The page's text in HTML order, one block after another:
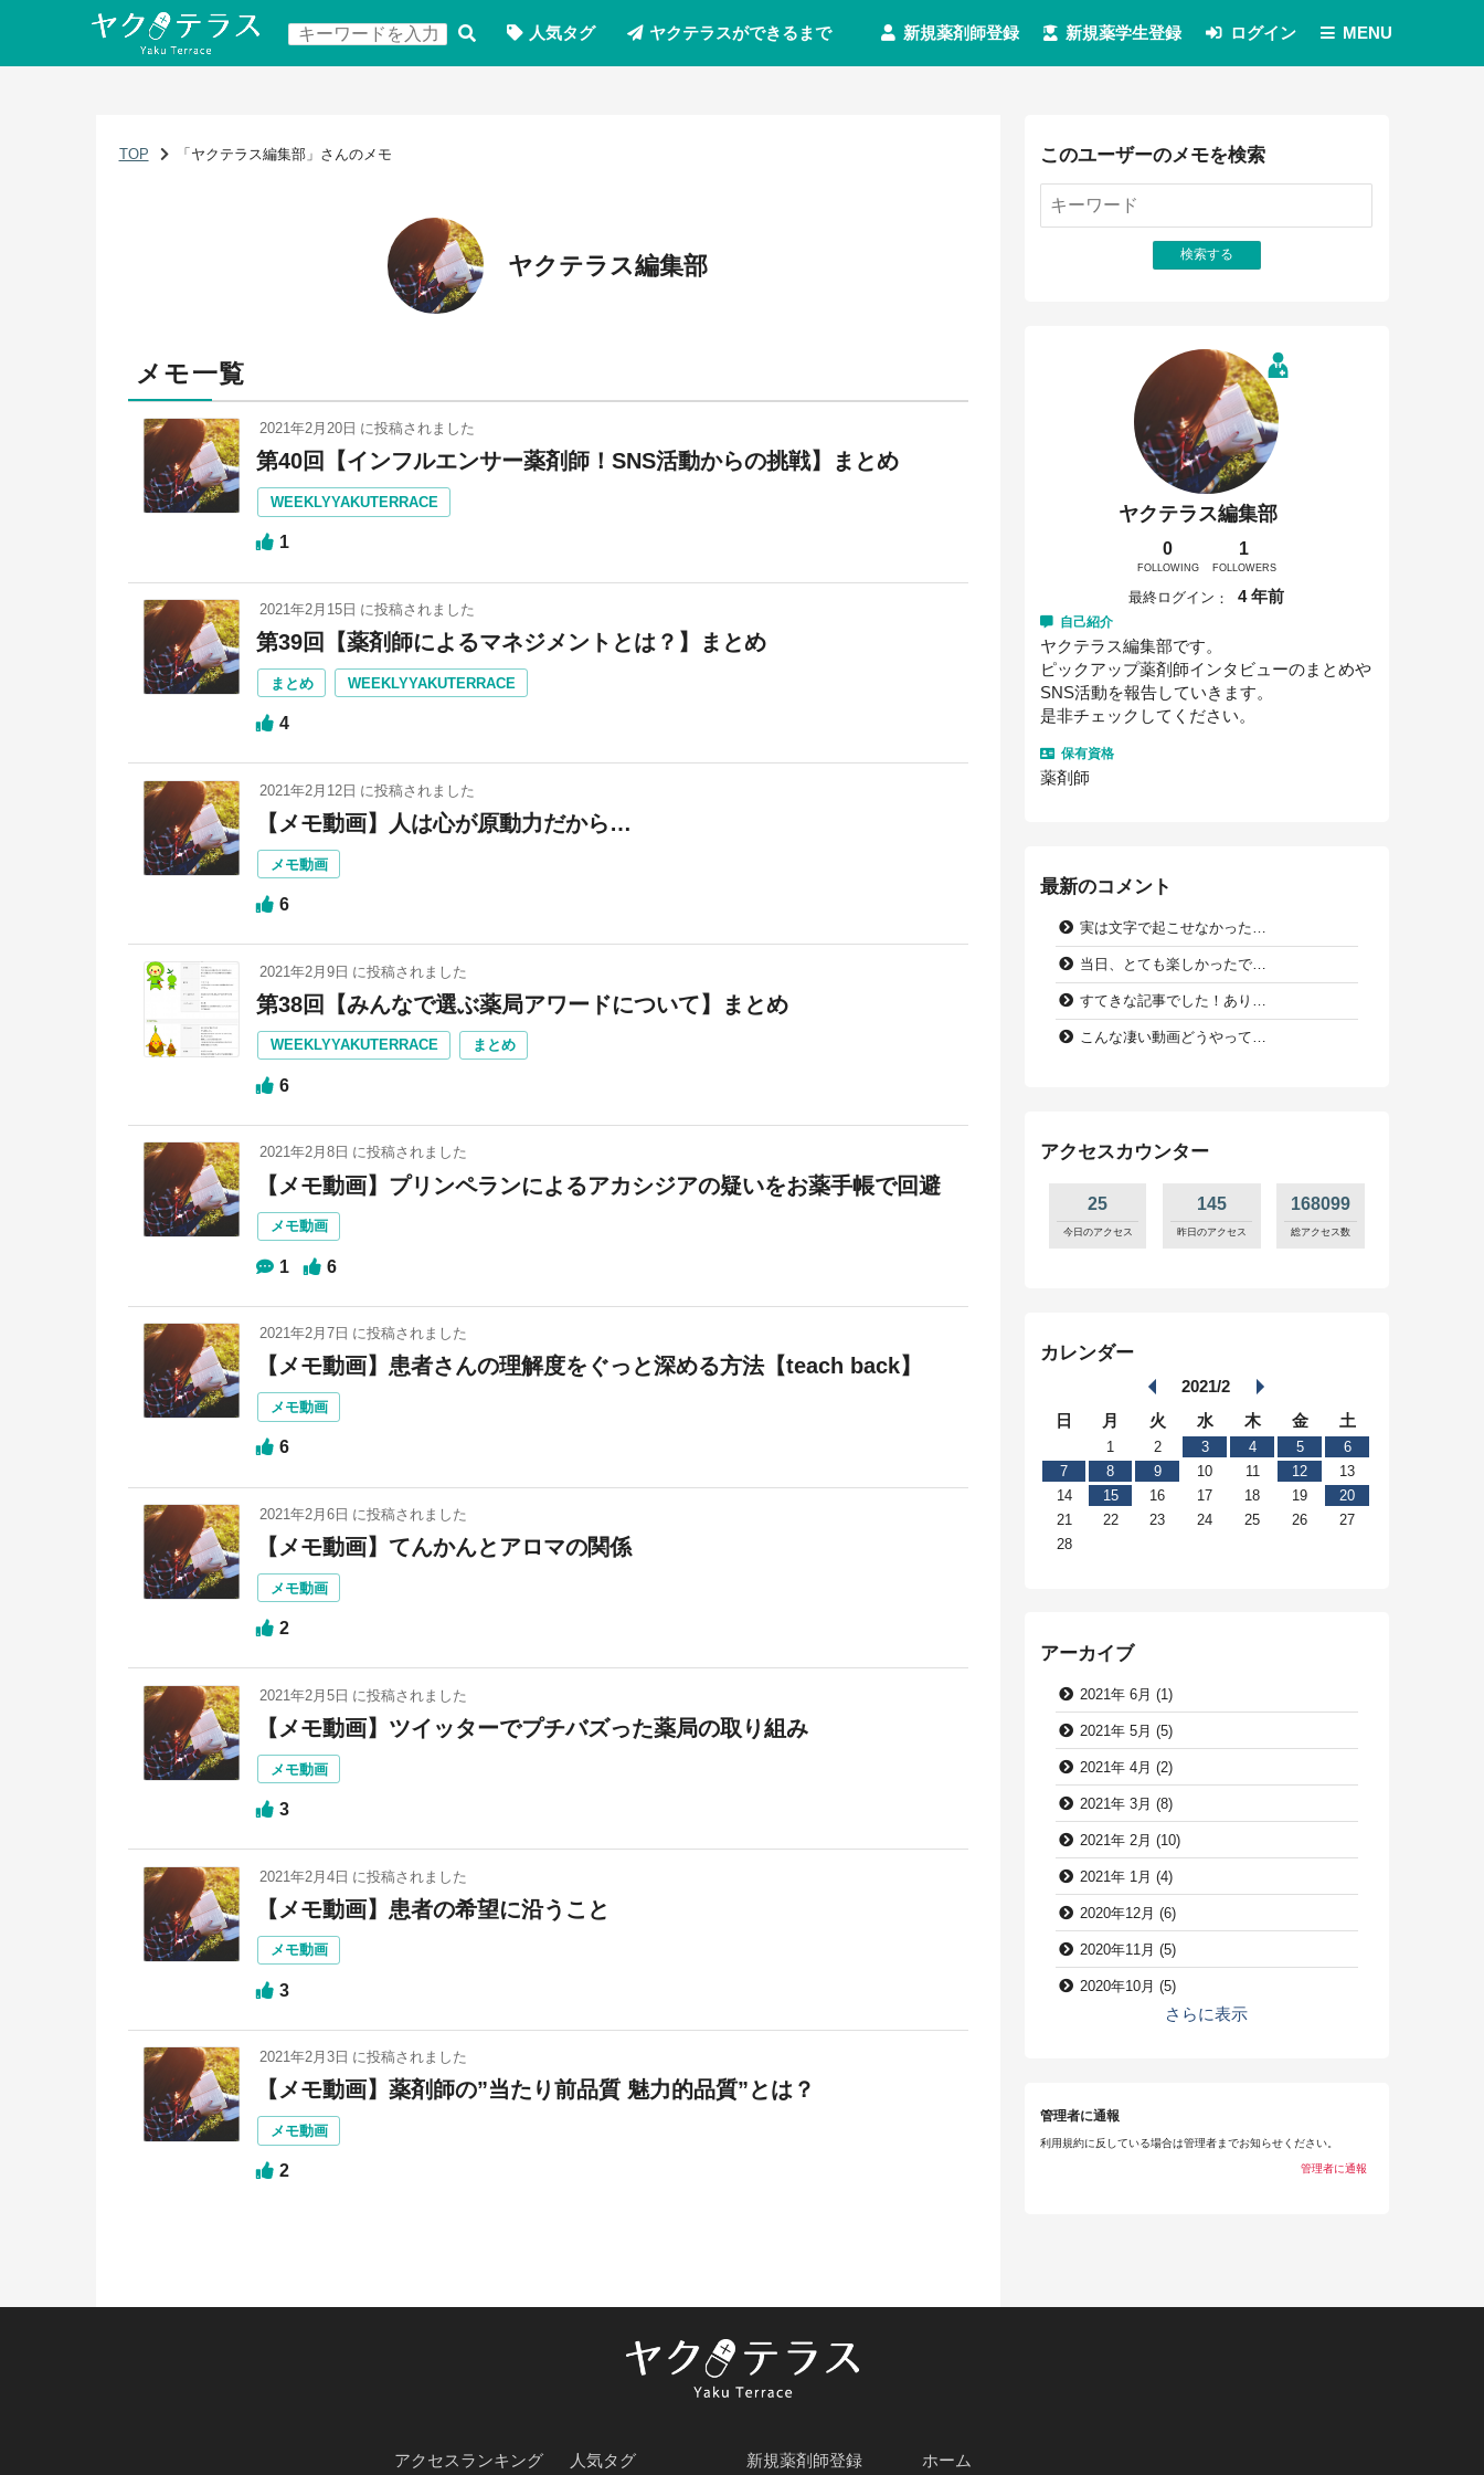
人気タグ ヤクテラスができるまで 新規薬剤師登録 新規薬学生登録 ログイン MENU
TOP 「ヤクテラス編集部」さんのメモ
ヤクテラス編集部
メモ一覧
2021年2月20日 に投稿されました
第40回【インフルエンサー薬剤師！SNS活動からの挑戦】まとめ
WEEKLYYAKUTERRACE
1
2021年2月15日 に投稿されました
第39回【薬剤師によるマネジメントとは？】まとめ
まとめ WEEKLYYAKUTERRACE
4
2021年2月12日 に投稿されました
【メモ動画】人は心が原動力だから…
メモ動画
6
2021年2月9日 に投稿されました
第38回【みんなで選ぶ薬局アワードについて】まとめ
WEEKLYYAKUTERRACE まとめ
6
2021年2月8日 に投稿されました
【メモ動画】プリンペランによるアカシジアの疑いをお薬手帳で回避
メモ動画
1 6
2021年2月7日 に投稿されました
【メモ動画】患者さんの理解度をぐっと深める方法【teach back】
メモ動画
6
2021年2月6日 に投稿されました
【メモ動画】てんかんとアロマの関係
メモ動画
2
2021年2月5日 に投稿されました
【メモ動画】ツイッターでプチバズった薬局の取り組み
メモ動画
3
2021年2月4日 に投稿されました
【メモ動画】患者の希望に沿うこと
メモ動画
3
2021年2月3日 に投稿されました
【メモ動画】薬剤師の”当たり前品質 魅力的品質”とは？
メモ動画
2
このユーザーのメモを検索
検索する
ヤクテラス編集部
0
FOLLOWING
1
FOLLOWERS
最終ログイン 4 年前
自己紹介
ヤクテラス編集部です。
ピックアップ薬剤師インタビューのまとめや
SNS活動を報告していきます。
是非チェックしてください。
保有資格
薬剤師
最新のコメント
実は文字で起こせなかった…
当日、とても楽しかったで…
すてきな記事でした！あり…
こんな凄い動画どうやって…
アクセスカウンター
25
今日のアクセス
145
昨日のアクセス
168099
総アクセス数
カレンダー
2021/2
日
月 火 水 木 金 土
1 2 3 4 5
6
7
8 9 10 11 12
13
14
15 16 17 18 19
20
21
22 23 24 25 26
27
28
アーカイブ
2021年 6月 (1)
2021年 5月 (5)
2021年 4月 (2)
2021年 3月 (8)
2021年 2月 (10)
2021年 1月 (4)
2020年12月 (6)
2020年11月 (5)
2020年10月 (5)
さらに表示
管理者に通報
利用規約に反している場合は管理者までお知らせください。
管理者に通報
アクセスランキング 人気タグ 新規薬剤師登録 ホーム